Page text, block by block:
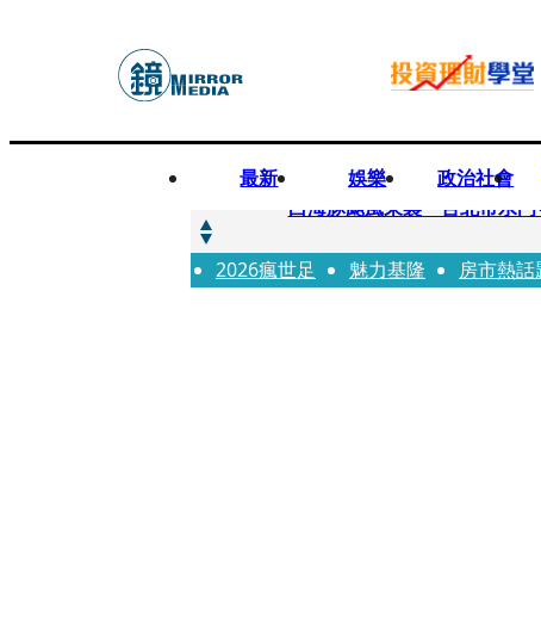
最新 娛樂 政治社會
快訊
白海豚颱風來襲 台北市水門
快訊
AKIRA台北唱到一半突收兒
2026瘋世足 魅力基隆 房市熱話